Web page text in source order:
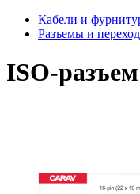
Кабели и
Разъемы и
ISO-